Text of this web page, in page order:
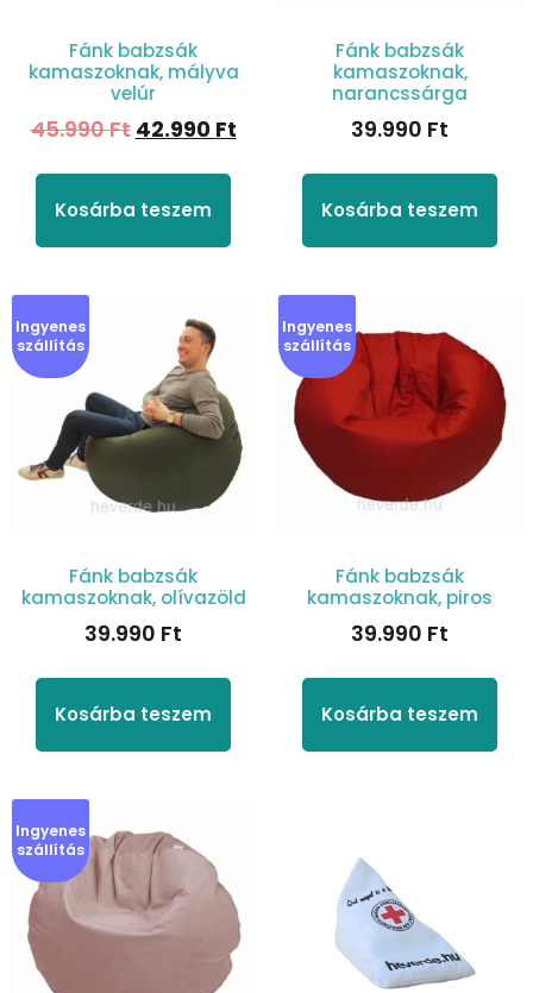
Fánk babzsák
kamaszoknak, mályva
velúr
45.990Ft 42.990 Ft
Kosárba teszem
Fánk babzsák
kamaszoknak,
narancssárga
39.990 Ft
Kosárba teszem
Ingyenes
szállítás
Fánk babzsák
kamaszoknak, olívazöld
39.990 Ft
Kosárba teszem
Ingyenes
szállítás
Fánk babzsák
kamaszoknak, piros
39.990 Ft
Kosárba teszem
Ingyenes
szállítás